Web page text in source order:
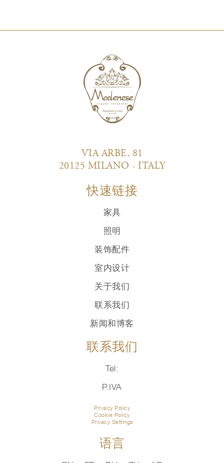
VIA ARBE, 81
20125 MILANO - ITALY
快速链接
家具
照明
装饰配件
室内设计
关于我们
联系我们
新闻和博客
联系我们
Tel:
P.IVA
Privacy Policy
Cookie Policy
Privacy Settings
语言